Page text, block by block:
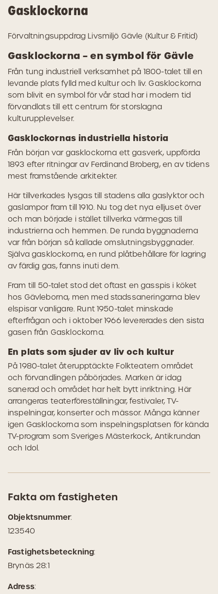
Gasklockorna
Förvaltningsuppdrag Livsmiljö Gävle (Kultur & Fritid)
Gasklockorna – en symbol för Gävle
Från tung industriell verksamhet på 1800-talet till en
levande plats fylld med kultur och liv. Gasklockorna
som blivit en symbol för vår stad har i modern tid
förvandlats till ett centrum för storslagna
kulturupplevelser.
Gasklockornas industriella historia
Från början var gasklockorna ett gasverk, uppförda
1893 efter ritningar av Ferdinand Broberg, en av tidens
mest framstående arkitekter.
Här tillverkades lysgas till stadens alla gaslyktor och
gaslampor fram till 1910. Nu tog det nya elljuset över
och man började i stället tillverka värmegas till
industrierna och hemmen. De runda byggnaderna
var från början så kallade omslutningsbyggnader.
Själva gasklockorna, en rund plåtbehållare för lagring
av färdig gas, fanns inuti dem.
Fram till 50-talet stod det oftast en gasspis i köket
hos Gävleborna, men med stadssaneringarna blev
elspisar vanligare. Runt 1950-talet minskade
efterfrågan och i oktober 1966 levererades den sista
gasen från Gasklockorna.
En plats som sjuder av liv och kultur
På 1980-talet återupptäckte Folkteatern området
och förvandlingen påbörjades. Marken är idag
sanerad och området har helt bytt inriktning. Här
arrangeras teaterföreställningar, festivaler, TV-
inspelningar, konserter och mässor. Många känner
igen Gasklockorna som inspelningsplatsen för kända
TV-program som Sveriges Mästerkock, Antikrundan
och Idol.
Fakta om fastigheten
Objektsnummer:
123540
Fastighetsbeteckning:
Brynäs 28:1
Adress: